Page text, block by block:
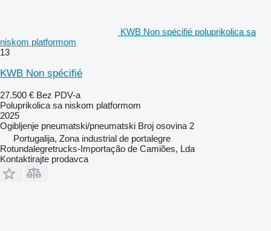
KWB Non spécifié poluprikolica sa
niskom platformom
13
KWB Non spécifié
27.500 € Bez PDV-a
Poluprikolica sa niskom platformom
2025
Ogibljenje pneumatski/pneumatski Broj osovina 2
Portugalija, Zona industrial de portalegre
Rotundalegretrucks-Importação de Camiões, Lda
Kontaktirajte prodavca